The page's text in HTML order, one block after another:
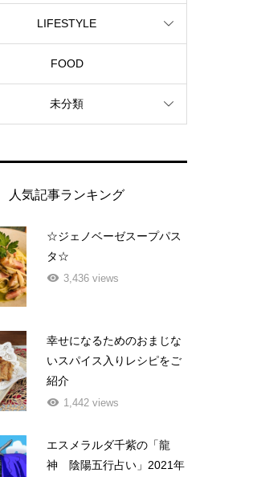
LIFESTYLE
FOOD
未分類
人気記事ランキング
☆ジェノベーゼスープパス
タ☆
3,436 views
幸せになるためのおまじな
いスパイス入りレシピをご
紹介
1,442 views
エスメラルダ千紫の「龍
神 陰陽五行占い」2021年